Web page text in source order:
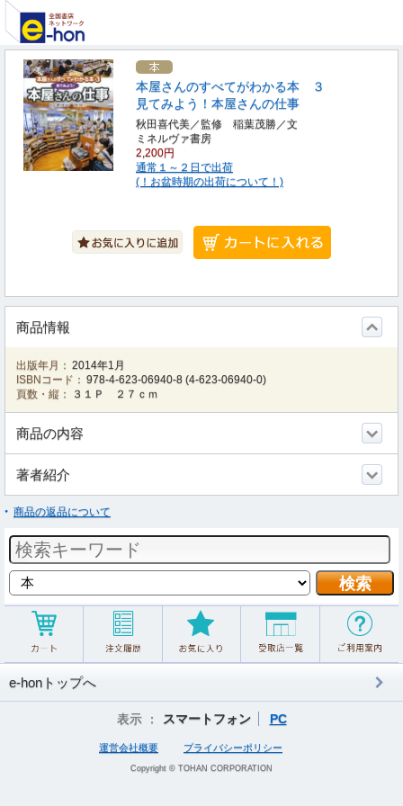
本屋さんのすべてがわかる本 ３
見てみよう！本屋さんの仕事
秋田喜代美／監修 稲葉茂勝／文
ミネルヴァ書房
2,200円
通常１～２日で出荷
(！お盆時期の出荷について！)
商品情報
出版年月： 2014年1月
ISBNコード： 978-4-623-06940-8 (4-623-06940-0)
頁数・縦：
３１Ｐ ２７ｃｍ
商品の内容
著者紹介
商品の返品について
e-honトップへ
表示 ： スマートフォン PC
運営会社概要 プライバシーポリシー
Copyright © TOHAN CORPORATION